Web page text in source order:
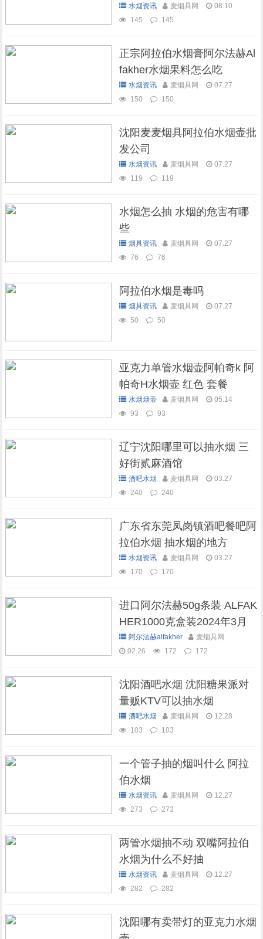
可以抽水烟
水烟资讯 麦烟具网
08.10
145
145
正宗阿拉伯水烟膏阿尔法赫Al
fakher水烟果料怎么吃
水烟资讯 麦烟具网
07.27
150
150
沈阳麦麦烟具阿拉伯水烟壶批
发公司
水烟资讯 麦烟具网
07.27
119
119
水烟怎么抽 水烟的危害有哪
些
烟具资讯 麦烟具网
07.27
76
76
阿拉伯水烟是毒吗
烟具资讯 麦烟具网
07.27
50
50
亚克力单管水烟壶阿帕奇k 阿
帕奇H水烟壶 红色 套餐
水烟烟壶 麦烟具网
05.14
93
93
辽宁沈阳哪里可以抽水烟 三
好街贰麻酒馆
酒吧水烟 麦烟具网
03.27
240
240
广东省东莞凤岗镇酒吧餐吧阿
拉伯水烟 抽水烟的地方
水烟资讯 麦烟具网
03.27
170
170
进口阿尔法赫50g条装 ALFAK
HER1000克盒装2024年3月
现货库存
阿尔法赫alfakher
麦烟具网
02.26
172 172
沈阳酒吧水烟 沈阳糖果派对
量贩KTV可以抽水烟
酒吧水烟 麦烟具网
12.28
103
103
一个管子抽的烟叫什么 阿拉
伯水烟
水烟资讯 麦烟具网
12.27
273
273
两管水烟抽不动 双嘴阿拉伯
水烟为什么不好抽
水烟资讯 麦烟具网
12.27
282
282
沈阳哪有卖带灯的亚克力水烟